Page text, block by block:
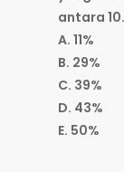
antara
A. 11%
B. 29%
C. 39%
D. 43%
E. 50%